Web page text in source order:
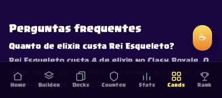
Home Builder Decks Counter Stats Cards Rank
Perguntas frequentes
Quanto de elixir custa Rei Esqueleto?
Rei Esqueleto custa 4 de elixir no Clash Royale. O
elixir médio do seu deck determina a rapidez com
que você volta a ciclá-la.
☕